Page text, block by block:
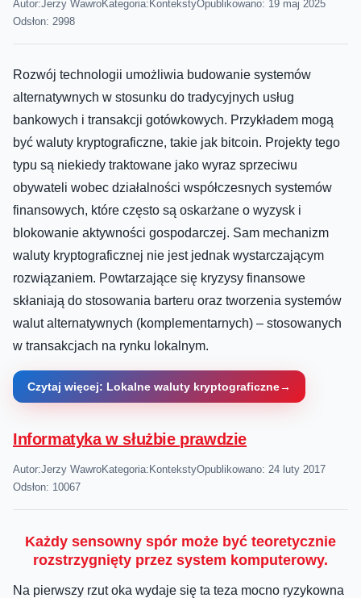
Autor:Jerzy WawroKategoria: KontekstyOpublikowano: 19 maj 2025
Odsłon: 2998
Rozwój technologii umożliwia budowanie systemów
alternatywnych w stosunku do tradycyjnych usług
bankowych i transakcji gotówkowych. Przykładem mogą
być waluty kryptograficzne, takie jak bitcoin. Projekty tego
typu są niekiedy traktowane jako wyraz sprzeciwu
obywateli wobec działalności współczesnych systemów
finansowych, które często są oskarżane o wyzysk i
blokowanie aktywności gospodarczej. Sam mechanizm
waluty kryptograficznej nie jest jednak wystarczającym
rozwiązaniem. Powtarzające się kryzysy finansowe
skłaniają do stosowania barteru oraz tworzenia systemów
walut alternatywnych (komplementarnych) – stosowanych
w transakcjach na rynku lokalnym.
Czytaj więcej: Lokalne waluty kryptograficzne
Informatyka w służbie prawdzie
Autor:Jerzy WawroKategoria: KontekstyOpublikowano: 24 luty 2017
Odsłon: 10067
Każdy sensowny spór może być teoretycznie
rozstrzygnięty przez system komputerowy.
Na pierwszy rzut oka wydaje się ta teza mocno ryzykowna